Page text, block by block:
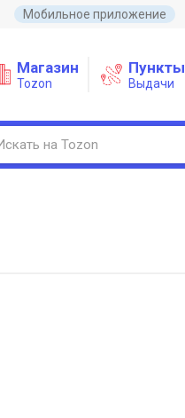
Мобильное приложение
Магазин
Tozon
Пункты
Выдачи